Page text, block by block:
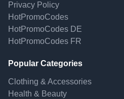
Privacy Policy
HotPromoCodes
HotPromoCodes DE
HotPromoCodes FR
Popular Categories
Clothing & Accessories
Health & Beauty